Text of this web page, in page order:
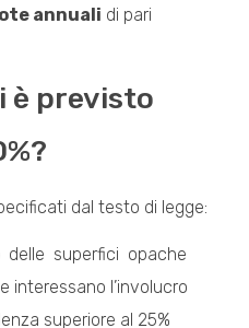
annuali di pari
è previsto
dal testo di legge:
delle superfici opache
interessano l’involucro
superiore al 25%